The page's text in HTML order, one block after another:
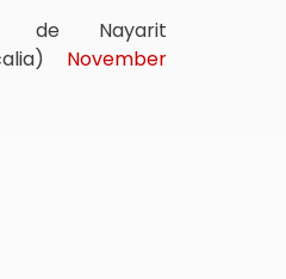
de Nayarit
November